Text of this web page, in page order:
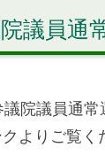
議員通
院議員通常
よりご覧く